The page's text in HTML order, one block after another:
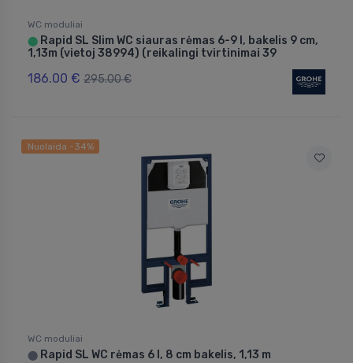
WC moduliai
⬤ Rapid SL Slim WC siauras rėmas 6-9 l, bakelis 9 cm,
1,13m (vietoj 38994) (reikalingi tvirtinimai 39
186.00 € 295.00 €
Nuolaida -34%
WC moduliai
⬤ Rapid SL WC rėmas 6 l, 8 cm bakelis, 1,13 m